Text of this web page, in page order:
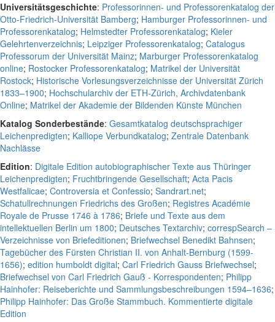
Universitätsgeschichte: Professorinnen- und Professorenkatalog der
Otto-Friedrich-Universität Bamberg; Hamburger Professorinnen- und
Professorenkatalog; Helmstedter Professorenkatalog; Kieler
Gelehrtenverzeichnis; Leipziger Professorenkatalog; Catalogus
Professorum der Universität Mainz; Marburger Professorenkatalog
online; Rostocker Professorenkatalog; Matrikel der Universität
Rostock; Historische Vorlesungsverzeichnisse der Universität Zürich
1833–1900; Hochschularchiv der ETH-Zürich, Archivdatenbank
Online; Matrikel der Akademie der Bildenden Künste München
Katalog Sonderbestände: Gesamtkatalog deutschsprachiger
Leichenpredigten; Kalliope Verbundkatalog; Zentrale Datenbank
Nachlässe
Edition: Digitale Edition autobiographischer Texte aus Thüringer
Leichenpredigten; Fruchtbringende Gesellschaft; Acta Pacis
Westfalicae; Controversia et Confessio; Sandrart.net;
Schatullrechnungen Friedrichs des Großen; Registres Académie
Royale de Prusse 1746 à 1786; Briefe und Texte aus dem
intellektuellen Berlin um 1800; Deutsches Textarchiv; correspSearch –
Verzeichnisse von Briefeditionen; Briefwechsel Benedikt Bahnsen;
Tagebücher des Fürsten Christian II. von Anhalt-Bernburg (1599-
1656); edition humboldt digital; Carl Friedrich Gauss Briefwechsel;
Briefwechsel von Carl Friedrich Gauß - Korrespondenten; Philipp
Hainhofer: Reiseberichte und Sammlungsbeschreibungen 1594–1636;
Philipp Hainhofer: Das Große Stammbuch. Kommentierte digitale
Edition